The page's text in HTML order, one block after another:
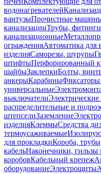
водонагревателей
вантузыПрочистные
канализацииТрубы,
канализационные
огражденияАвтоматика для
изделияСаморезы, шурупы
штифтыПерфорированный
шайбыЗаклепкиБолты,
анкерыКарабины
универсальные
выключателиЭлектрические
распределительные и
штепселиЗаземление
изделияКлеммыСредства
термоусаживаемые
для прокладкиКороба,
кабельНаконечники, гильзы
коробовКабельный крепеж
оборудованиеЭлектрощиты